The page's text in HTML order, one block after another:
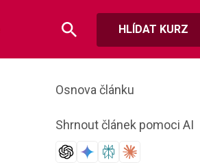
HLÍDAT KURZ
Osnova článku
Shrnout článek pomoci AI